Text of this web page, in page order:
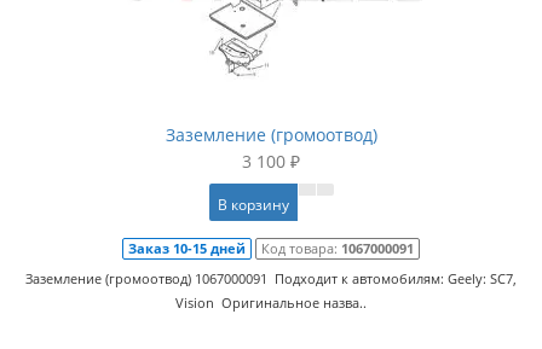
Заземление (громоотвод)
3 100 ₽
В корзину
Заказ 10-15 дней Код товара: 1067000091
Заземление (громоотвод) 1067000091 Подходит к автомобилям: Geely: SC7,
Vision Оригинальное назва..